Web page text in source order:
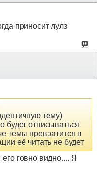
приносит лулз
тему)
будет отписываться
превратится в
её читать не будет
говно видно.... Я